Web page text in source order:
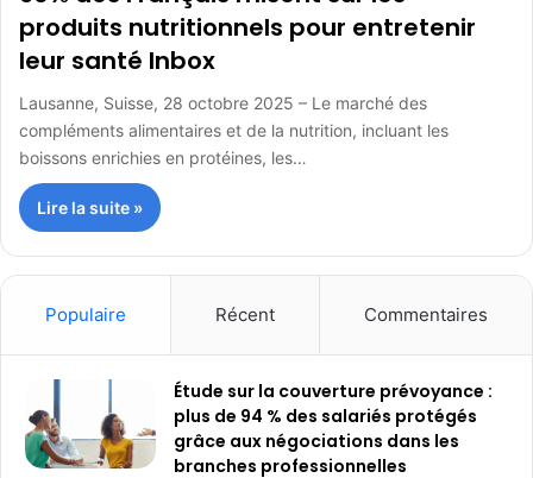
produits nutritionnels pour entretenir
leur santé Inbox
Lausanne, Suisse, 28 octobre 2025 – Le marché des
compléments alimentaires et de la nutrition, incluant les
boissons enrichies en protéines, les…
Lire la suite »
Populaire Récent Commentaires
Étude sur la couverture prévoyance :
plus de 94 % des salariés protégés
grâce aux négociations dans les
branches professionnelles